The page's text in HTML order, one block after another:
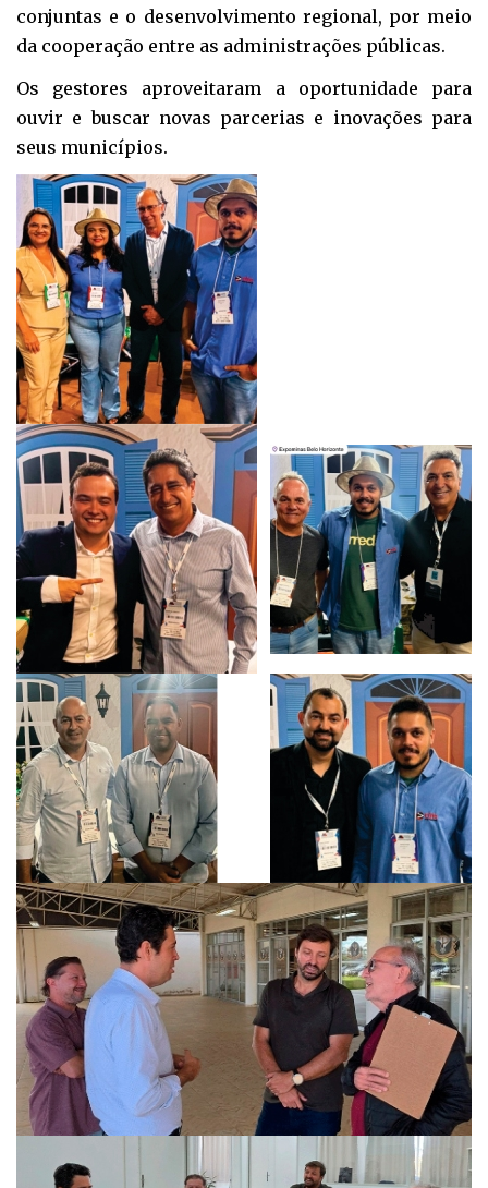
conjuntas e o desenvolvimento regional, por meio
da cooperação entre as administrações públicas.
Os gestores aproveitaram a oportunidade para
ouvir e buscar novas parcerias e inovações para
seus municípios.